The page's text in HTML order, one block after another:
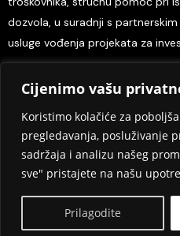
Cijenimo vašu
Koristimo kolačiće za
pregledavanja, posluživanje
sadržaja i analizu našeg
sve" pristajete na našu
Prilagodite
dozvola, u suradnji s
usluge vođenja projekata za
Home O nama
Odredbe i uvjeti
Design
Copyright ©
Kontakt